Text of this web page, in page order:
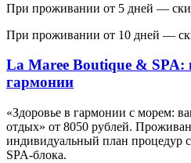
При проживании от 5 дней —
При проживании от 10 дней —
La Maree Boutique & SPA:
гармонии
«Здоровье в гармонии с морем:
отдых» от 8050 рублей.
индивидуальный план процедур
SPA-блока.